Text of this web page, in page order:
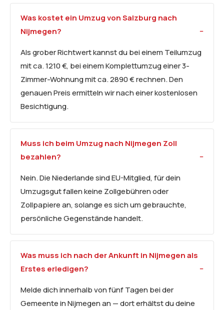
Was kostet ein Umzug von Salzburg nach
Nijmegen?
Als grober Richtwert kannst du bei einem Teilumzug
mit ca. 1210 €, bei einem Komplettumzug einer 3-
Zimmer-Wohnung mit ca. 2890 € rechnen. Den
genauen Preis ermitteln wir nach einer kostenlosen
Besichtigung.
Muss ich beim Umzug nach Nijmegen Zoll
bezahlen?
Nein. Die Niederlande sind EU-Mitglied, für dein
Umzugsgut fallen keine Zollgebühren oder
Zollpapiere an, solange es sich um gebrauchte,
persönliche Gegenstände handelt.
Was muss ich nach der Ankunft in Nijmegen als
Erstes erledigen?
Melde dich innerhalb von fünf Tagen bei der
Gemeente in Nijmegen an — dort erhältst du deine